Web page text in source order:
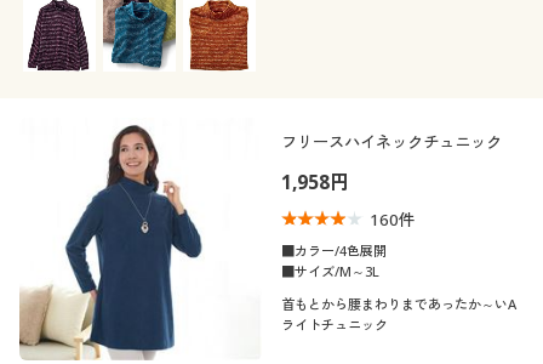
閲覧履歴
ご利用ガイド
よくある質問とお問い合わせ
こだわり条件
で絞り込む
柄・デザイン
チェック
幾何学模様 水玉・ドット柄
クルーネック・丸首
スキッパー タートルネック
レギュラーカラー
袖
長袖 七分袖
半袖 ノースリーブ
フレンチスリーブ
素材
コットン・綿100 スウェット
ウール
機能・特徴
ウォッシャブル(洗
える)
ＵＶカット・紫外線
シーン
フリースハイネックチュニック
1,958円
160件
■カラー/4色展開
■サイズ/M～3L
首もとから腰まわりまであったか～いA
ライトチュニック